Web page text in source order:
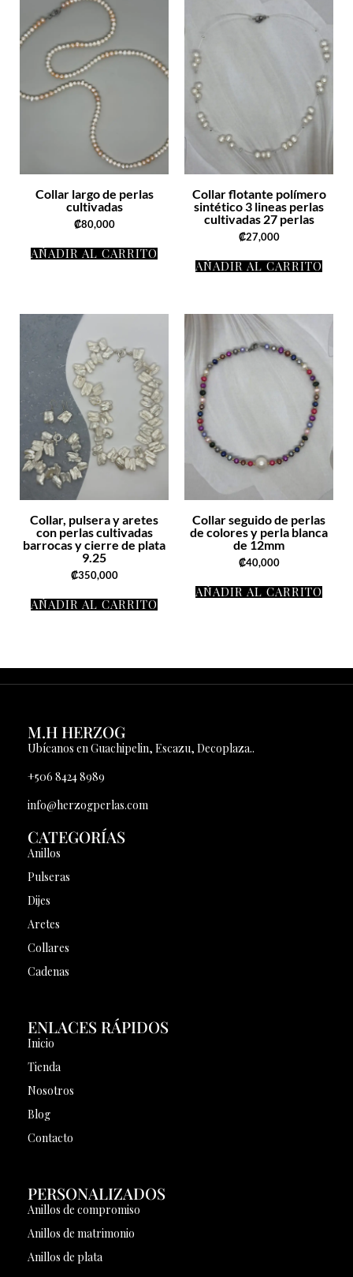
Collar largo de perlas
cultivadas
₡80,000
AÑADIR AL CARRITO
Collar flotante polímero
sintético 3 lineas perlas
cultivadas 27 perlas
₡27,000
AÑADIR AL CARRITO
Collar, pulsera y aretes
con perlas cultivadas
barrocas y cierre de plata
9.25
₡350,000
AÑADIR AL CARRITO
Collar seguido de perlas
de colores y perla blanca
de 12mm
₡40,000
AÑADIR AL CARRITO
M.H HERZOG
Ubícanos en Guachipelin, Escazu, Decoplaza..
+506 8424 8989
info@herzogperlas.com
CATEGORÍAS
Anillos
Pulseras
Dijes
Aretes
Collares
Cadenas
ENLACES RÁPIDOS
Inicio
Tienda
Nosotros
Blog
Contacto
PERSONALIZADOS
Anillos de compromiso
Anillos de matrimonio
Anillos de plata